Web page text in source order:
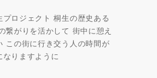
プロジェクト 桐生の歴史ある
繋がりを活かして 街中に憩え
この街に行き交う人の時間が
なりますように